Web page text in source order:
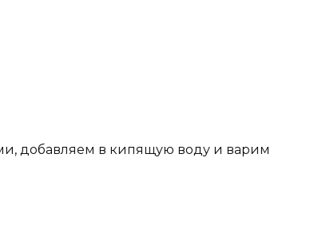
добавляем в кипящую воду и варим